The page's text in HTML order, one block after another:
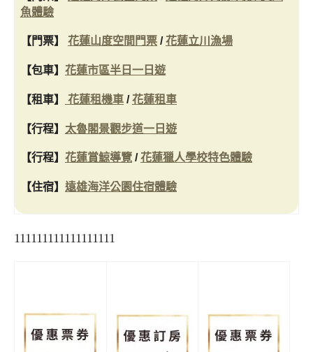
魚體驗
【門票】 花蓮山度空間門票 / 花蓮立川漁場
【包車】 花蓮市區半日一日遊
【租車】 花蓮租機車 /花蓮租車
【行程】 太魯閣景觀步道一日遊
【行程】 花蓮賞鯨導覽 / 花蓮獵人學校特色體驗
【住宿】 遠雄海洋公園住宿體驗
111111111111111111